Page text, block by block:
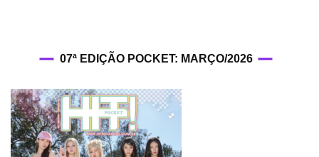
07ª EDIÇÃO POCKET: MARÇO/2026